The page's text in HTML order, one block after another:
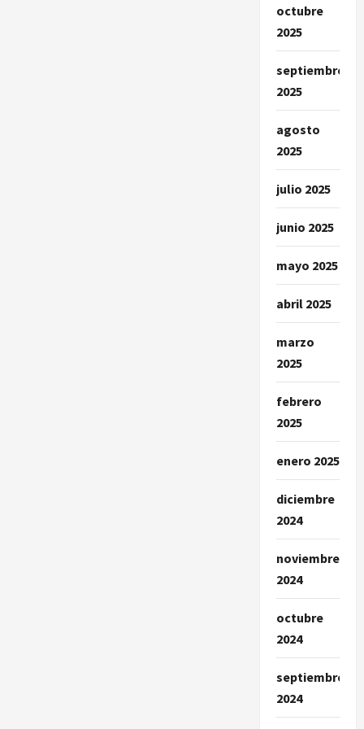
octubre
2025
septiembre
2025
agosto
2025
julio 2025
junio 2025
mayo 2025
abril 2025
marzo
2025
febrero
2025
enero 2025
diciembre
2024
noviembre
2024
octubre
2024
septiembre
2024